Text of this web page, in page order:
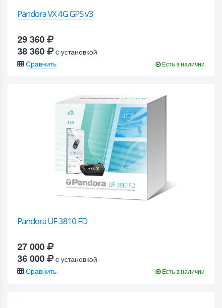
Pandora VX 4G GPS v3
29 360
38 360
c установкой
Сравнить
Есть в наличии
Pandora UF 3810 FD
27 000
36 000
c установкой
Сравнить
Есть в наличии